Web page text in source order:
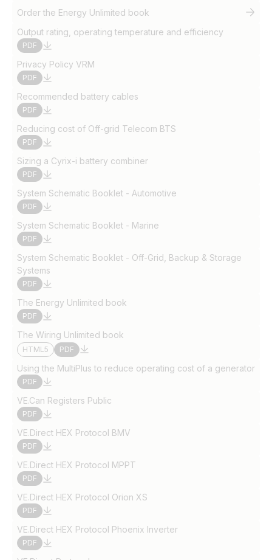
Order the Energy Unlimited book
Output rating, operating temperature and efficiency
PDF
Privacy Policy VRM
PDF
Recommended battery cables
PDF
Reducing cost of Off-grid Telecom BTS
PDF
Sizing a Cyrix-i battery combiner
PDF
System Schematic Booklet - Automotive
PDF
System Schematic Booklet - Marine
PDF
System Schematic Booklet - Off-Grid, Backup & Storage
Systems
PDF
The Energy Unlimited book
PDF
The Wiring Unlimited book
HTML5 PDF
Using the MultiPlus to reduce operating cost of a generator
PDF
VE.Can Registers Public
PDF
VE.Direct HEX Protocol BMV
PDF
VE.Direct HEX Protocol MPPT
PDF
VE.Direct HEX Protocol Orion XS
PDF
VE.Direct HEX Protocol Phoenix Inverter
PDF